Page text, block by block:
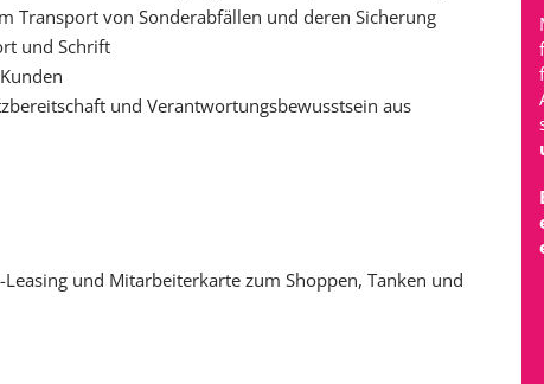
Transport von Sonderabfällen und deren Sicherung
und Schrift
und Verantwortungsbewusstsein aus
Leasing und Mitarbeiterkarte zum Shoppen, Tanken und